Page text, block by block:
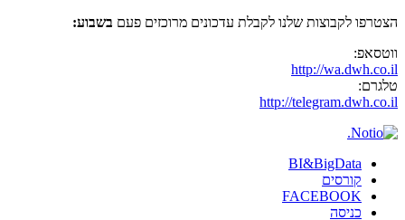
הצטרפו לקבוצות שלנו לקבלת עדכונים מרוכזים פעם בשבוע:
ווטסאפ:
http://wa.dwh.co.il
טלגרם:
http://telegram.dwh.co.il
BI&BigData
קורסים
FACEBOOK
כניסה